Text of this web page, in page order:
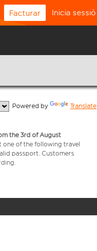
Facturar Inicia sessió
Powered by Translate
the 3rd of August
one of the following travel
passport. Customers